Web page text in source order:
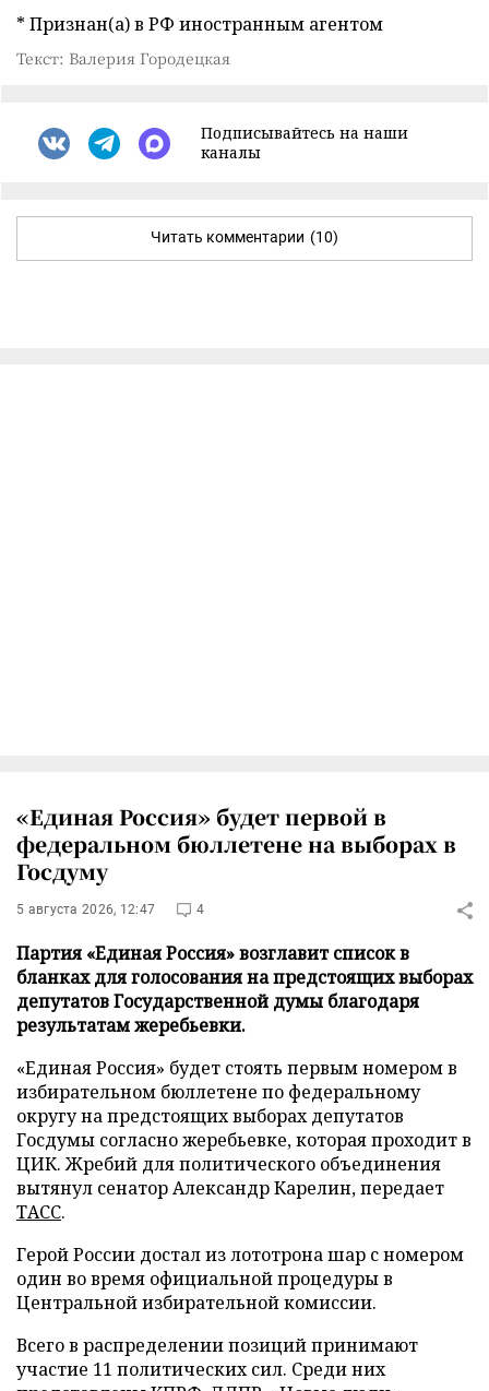
* Признан(а) в РФ иностранным агентом
Текст: Валерия Городецкая
Подписывайтесь на наши
каналы
Читать комментарии (10)
«Единая Россия» будет первой в
федеральном бюллетене на выборах в
Госдуму
5 августа 2026, 12:47 4
Партия «Единая Россия» возглавит список в
бланках для голосования на предстоящих выборах
депутатов Государственной думы благодаря
результатам жеребьевки.
«Единая Россия» будет стоять первым номером в
избирательном бюллетене по федеральному
округу на предстоящих выборах депутатов
Госдумы согласно жеребьевке, которая проходит в
ЦИК. Жребий для политического объединения
вытянул сенатор Александр Карелин, передает
ТАСС.
Герой России достал из лототрона шар с номером
один во время официальной процедуры в
Центральной избирательной комиссии.
Всего в распределении позиций принимают
участие 11 политических сил. Среди них